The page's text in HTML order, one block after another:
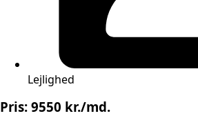
Lejlighed
Pris: 9550 kr./md.